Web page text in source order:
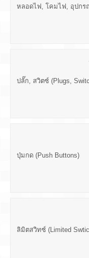
หลอดไฟ, โคมไฟ, อุปกร
ปลั๊ก, สวิตซ์ (Plugs,
ปุ่มกด (Push Buttons)
ลิมิตสวิทซ์ (Limited